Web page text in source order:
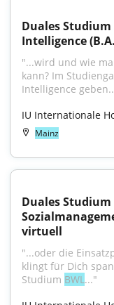
Duales Studium
Intelligence
"...wird und wie
kann? Im
Intelligence
IU Internationale
Mainz
Duales Studium
virtuell
"...oder die
klingt für Dich
Studium BWL..."